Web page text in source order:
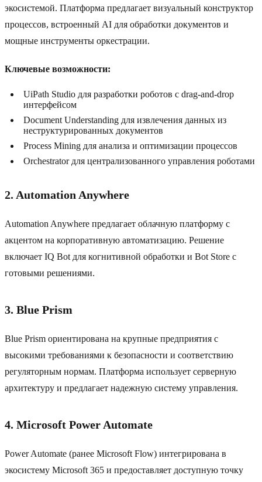
экосистемой. Платформа предлагает визуальный конструктор
процессов, встроенный AI для обработки документов и
мощные инструменты оркестрации.
Ключевые возможности:
UiPath Studio для разработки роботов с drag-and-drop
интерфейсом
Document Understanding для извлечения данных из
неструктурированных документов
Process Mining для анализа и оптимизации процессов
Orchestrator для централизованного управления роботами
2. Automation Anywhere
Automation Anywhere предлагает облачную платформу с
акцентом на корпоративную автоматизацию. Решение
включает IQ Bot для когнитивной обработки и Bot Store с
готовыми решениями.
3. Blue Prism
Blue Prism ориентирована на крупные предприятия с
высокими требованиями к безопасности и соответствию
регуляторным нормам. Платформа использует серверную
архитектуру и предлагает надежную систему управления.
4. Microsoft Power Automate
Power Automate (ранее Microsoft Flow) интегрирована в
экосистему Microsoft 365 и предоставляет доступную точку